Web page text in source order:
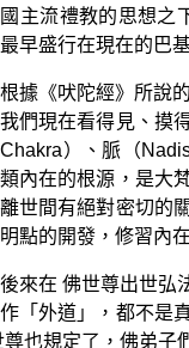
主流禮教的思想之
早盛行在現在的巴
根據《吠陀經》所說
們現在看得見、摸
）、脈（
內在的根源，是大
世間有絕對密切的
點的開發，修習內
後來在 佛世尊出世弘
「外道」，都不是
尊也規定了，佛弟